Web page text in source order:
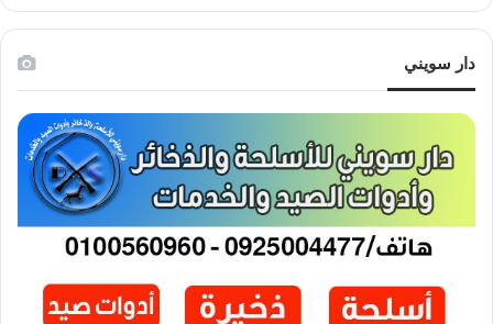
دار سويني